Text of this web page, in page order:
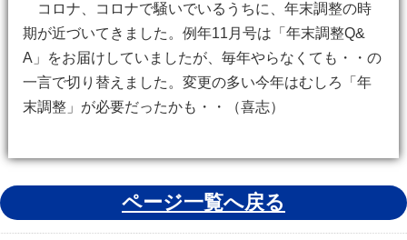
コロナ、コロナで騒いでいるうちに、年末調整の時
期が近づいてきました。例年11月号は「年末調整Q&
A」をお届けしていましたが、毎年やらなくても・・の
一言で切り替えました。変更の多い今年はむしろ「年
末調整」が必要だったかも・・（喜志）
ページ一覧へ戻る